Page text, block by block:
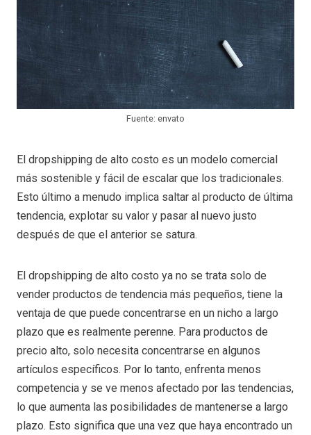
Fuente: envato
El dropshipping de alto costo es un modelo comercial
más sostenible y fácil de escalar que los tradicionales.
Esto último a menudo implica saltar al producto de última
tendencia, explotar su valor y pasar al nuevo justo
después de que el anterior se satura.
El dropshipping de alto costo ya no se trata solo de
vender productos de tendencia más pequeños, tiene la
ventaja de que puede concentrarse en un nicho a largo
plazo que es realmente perenne. Para productos de
precio alto, solo necesita concentrarse en algunos
artículos específicos. Por lo tanto, enfrenta menos
competencia y se ve menos afectado por las tendencias,
lo que aumenta las posibilidades de mantenerse a largo
plazo. Esto significa que una vez que haya encontrado un